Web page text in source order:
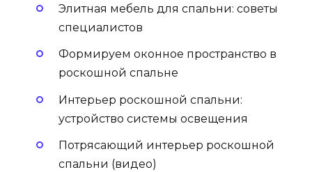
Элитная мебель для спальни: советы
специалистов
Формируем оконное пространство в
роскошной спальне
Интерьер роскошной спальни:
устройство системы освещения
Потрясающий интерьер роскошной
спальни (видео)